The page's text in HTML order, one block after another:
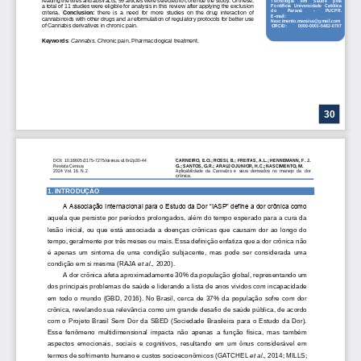
30
a total of 11 studies were eligible for analysis in this review after applying the exclusion
criteria Conclusion: there  is  a  need  for  more  studies  on  the  drug  interaction  of
cannabinoids with other drugs and a reformulation of regulatory protocols for better use
of Cannabis derivatives in chronic pain.
Keywords: Cannabis. Chronic pain. Pharmacological treatment.
Pontifícia  Universidade  Católica
do
Paraná -
PUCPR.
E -mail:
Nascimento.maraisa@gmail.com
ORCID:
0000-0001-5482-0707
DOI: 10.18605/2175-7275/cereus.v16n2p30-44
Revista Cereus
2024 Vol. 16 . N. 2
CARNEIRO, E.O.; ROSSI, B.; FREITAS, A.L.; HENNEMANN, F. J.
G.; SANTOS, G.R.; ARAUJO JUNIOR, H.C.; NASCIMENTO, M.
Aplicabilidade  da Cannabis e  seus  derivados  no  manejo  da  dor
crônica.
1. INTRODUÇÃO
A Associação Internacional para o Estudo da Dor “IASP” define a dor crônica como
aquela que persiste por períodos prolongados, além do tempo esperado para a cura da
lesão  inicial,  ou  que  está  associada  a  doenças  crônicas  que  causam  dor  ao  longo  do
tempo, geralmente por três meses ou mais. Essa definição enfatiza que a dor crônica não
é  apenas  um  sintoma  de  uma  condição  subjacente,  mas  pode  ser  considerada  uma
condição em si mesma (RAJA et al.,
2020).
A dor crônica afeta aproximadamente 30% da população global, representando um
dos principais problemas de saúde e liderando a lista de anos vividos com incapacidade
em  todo  o  mundo  (GBD,  2016).  No  Brasil,  cerca  de  37%  da  população  sofre  com  dor
crônica, revelando sua relevância como um grande desafio de saúde pública, de acordo
com  o  Projeto  Brasil  Sem  Dor  da  SBED  (Sociedade  Brasileira  para  o  Estudo  da  Dor).
Esse  fenômeno  multidimensional  impacta  não  apenas  a  função  física,  mas  também
aspectos  emocionais,  sociais  e  cognitivos,  resultando  em  um  ônus  considerável  em
termos de sofrimento humano e custos socioeconômicos (GATCHEL et al., 2014; MILLS;